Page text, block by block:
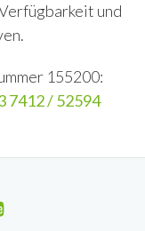
und
155200:
7412 / 52594